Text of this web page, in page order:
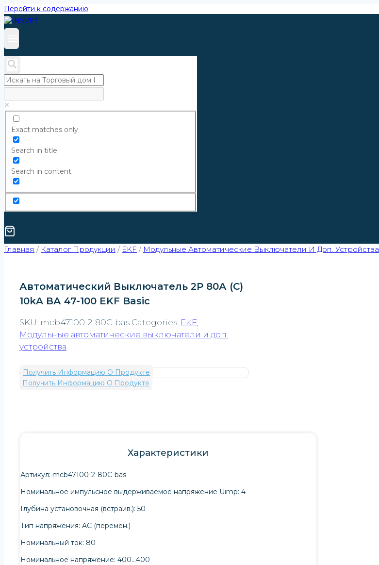
Перейти к содержанию
Exact matches only
Search in title
Search in content
Главная / Каталог Продукции / EKF / Модульные Автоматические Выключатели И Доп. Устройства
Автоматический Выключатель 2P 80А (C)
10kA ВА 47-100 EKF Basic
SKU: mcb47100-2-80C-bas Categories: EKF
Модульные автоматические выключатели и доп.
устройства
Получить Информацию О Продукте
Получить Информацию О Продукте
Характеристики
Артикул: mcb47100-2-80C-bas
Номинальное импульсное выдерживаемое напряжение Uimp: 4
Глубина установочная (встраив.): 50
Тип напряжения: AC (перемен.)
Номинальный ток: 80
Номинальное напряжение: 400…400